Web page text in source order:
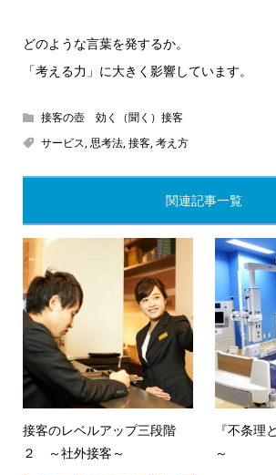
どのような言葉を発するか。
「考える力」に大きく影響しています。
接客の壺 効く（聞く）接客
サービス,思考法,接客,考え方
関連記事一覧
接客のレベルアップ三段階
２ ～社外接客～
『不条理
～